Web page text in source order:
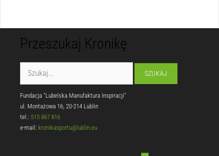
Przeszukaj Kronikę
Fundacja "Lubelska Manufaktura Inspiracji"
ul. Montażowa 16, 20-214 Lublin
tel.: 515 867 816
e-mail: kronikasportu@lublin.eu